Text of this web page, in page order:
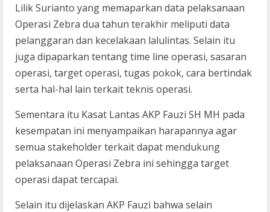
Lilik Surianto yang memaparkan data pelaksanaan
Operasi Zebra dua tahun terakhir meliputi data
pelanggaran dan kecelakaan lalulintas. Selain itu
juga dipaparkan tentang time line operasi, sasaran
operasi, target operasi, tugas pokok, cara bertindak
serta hal-hal lain terkait teknis operasi.
Sementara itu Kasat Lantas AKP Fauzi SH MH pada
kesempatan ini menyampaikan harapannya agar
semua stakeholder terkait dapat mendukung
pelaksanaan Operasi Zebra ini sehingga target
operasi dapat tercapai.
Selain itu dijelaskan AKP Fauzi bahwa selain